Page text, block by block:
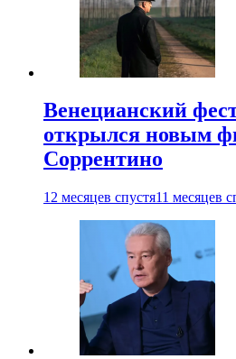
Венецианский
открылся новым
Соррентино
12 месяцев спустя11 месяцев